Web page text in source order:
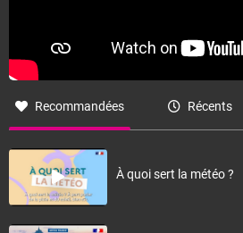
Recommandées Récents
À quoi sert la météo ?